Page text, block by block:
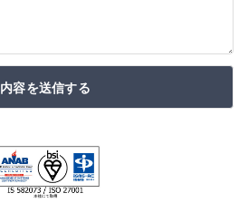
内容を送信する